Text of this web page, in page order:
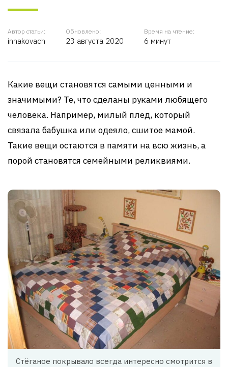
Автор статьи:
innakovach
Обновлено:
23 августа 2020
Время на чтение:
6 минут
Какие вещи становятся самыми ценными и
значимыми? Те, что сделаны руками любящего
человека. Например, милый плед, который
связала бабушка или одеяло, сшитое мамой.
Такие вещи остаются в памяти на всю жизнь, а
порой становятся семейными реликвиями.
Стёганое покрывало всегда интересно смотрится в